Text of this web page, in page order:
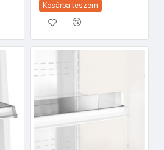
Kosárba teszem